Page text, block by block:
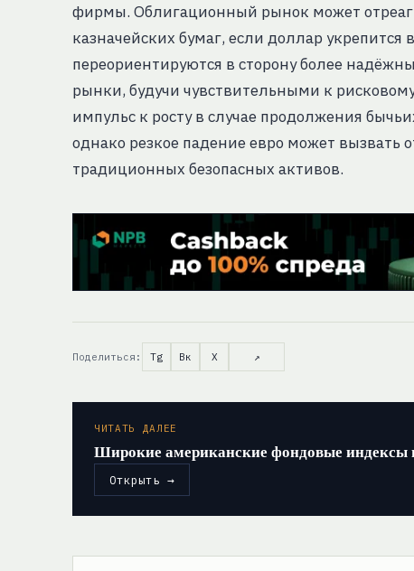
фирмы. Облигационный рынок может
казначейских бумаг, если доллар укрепится
переориентируются в сторону более
рынки, будучи чувствительными к
импульс к росту в случае продолжения
однако резкое падение евро может вызвать
традиционных безопасных активов.
Поделиться: Tg Вк X ↗
ЧИТАТЬ ДАЛЕЕ
Широкие американские фондовые индексы
Открыть →